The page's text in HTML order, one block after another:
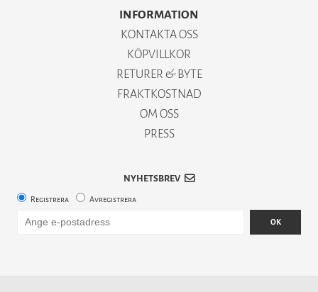
INFORMATION
KONTAKTA OSS
KÖPVILLKOR
RETURER & BYTE
FRAKTKOSTNAD
OM OSS
PRESS
NYHETSBREV
Registrera Avregistrera
OK